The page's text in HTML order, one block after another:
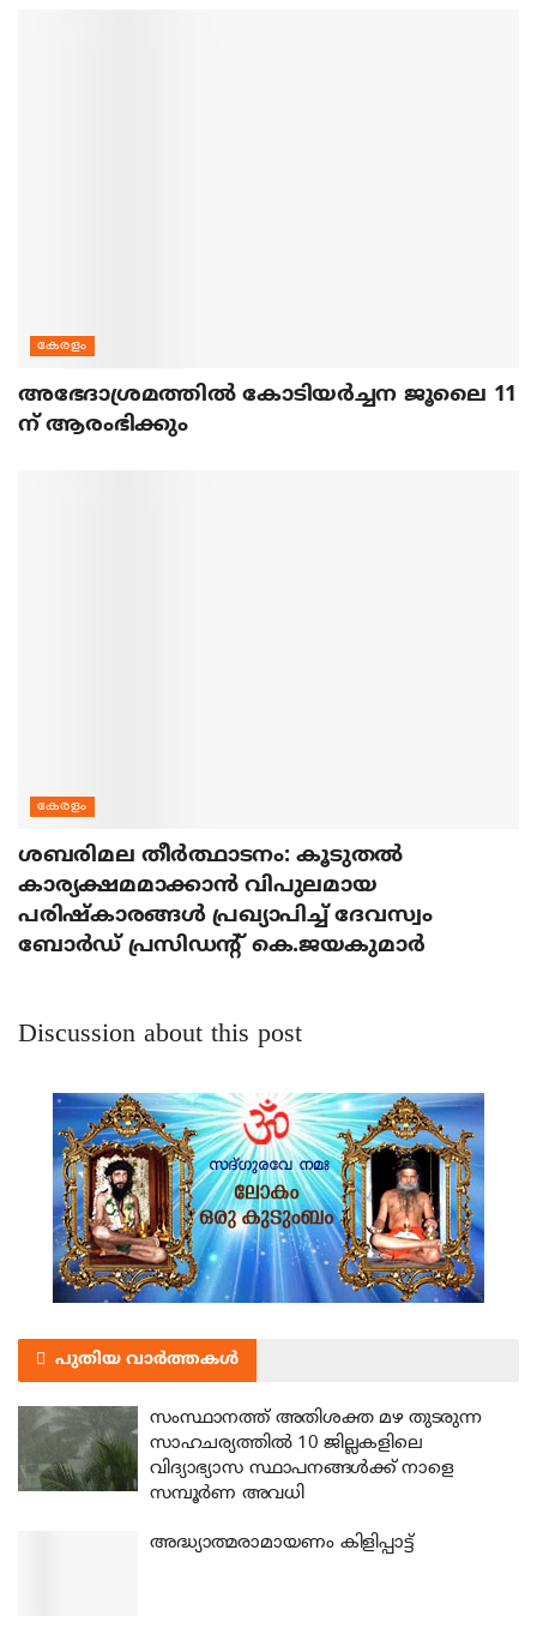
കേരളം
അഭേദാശ്രമത്തില്‍ കോടിയര്‍ച്ചന ജൂലൈ 11
ന് ആരംഭിക്കും
കേരളം
ശബരിമല തീര്‍ത്ഥാടനം: കൂടുതല്‍
കാര്യക്ഷമമാക്കാന്‍ വിപുലമായ
പരിഷ്‌കാരങ്ങള്‍ പ്രഖ്യാപിച്ച് ദേവസ്വം
ബോര്‍ഡ് പ്രസിഡന്റ് കെ.ജയകുമാര്‍
Discussion about this post
പുതിയ വാർത്തകൾ
സംസ്ഥാനത്ത് അതിശക്ത മഴ തുടരുന്ന
സാഹചര്യത്തിൽ 10 ജില്ലകളിലെ
വിദ്യാഭ്യാസ സ്ഥാപനങ്ങൾക്ക് നാളെ
സമ്പൂർണ അവധി
അദ്ധ്യാത്മരാമായണം കിളിപ്പാട്ട്